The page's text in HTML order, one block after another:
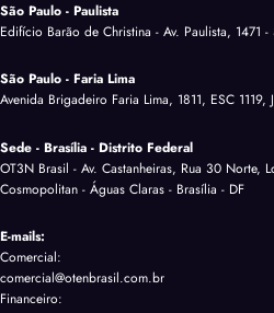
São Paulo - Paulista
Edifício Barão de Christina - Av. Paulista, 1471
São Paulo - Faria Lima
Avenida Brigadeiro Faria Lima, 1811, ESC
Sede - Brasília - Distrito Federal
OT3N Brasil - Av. Castanheiras, Rua 30
Cosmopolitan - Águas Claras - Brasília - DF
E-mails:
Comercial:
comercial@otenbrasil.com.br
Financeiro: